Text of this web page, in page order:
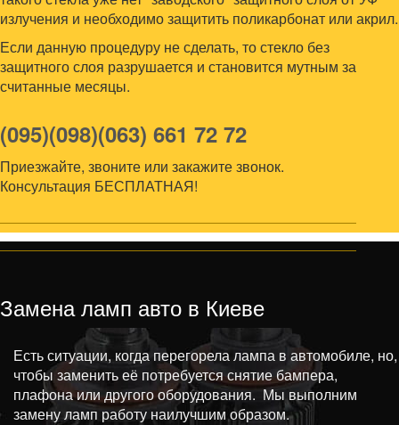
излучения и необходимо защитить поликарбонат или акрил.
Если данную процедуру не сделать, то стекло без
защитного слоя разрушается и становится мутным за
считанные месяцы.
(095)(098)(063) 661 72 72
Приезжайте, звоните или закажите звонок.
Консультация БЕСПЛАТНАЯ!
Замена ламп авто в Киеве
Есть ситуации, когда перегорела лампа в автомобиле, но,
чтобы заменить её потребуется снятие бампера,
плафона или другого оборудования. Мы выполним
замену ламп работу наилучшим образом.